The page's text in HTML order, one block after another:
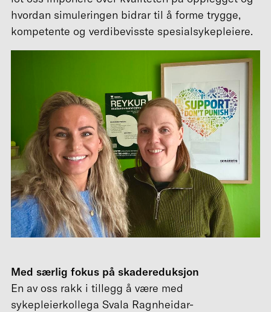
hvordan simuleringen bidrar til å forme trygge,
kompetente og verdibevisste spesialsykepleiere.
Med særlig fokus på skadereduksjon
En av oss rakk i tillegg å være med
sykepleierkollega Svala Ragnheidar-